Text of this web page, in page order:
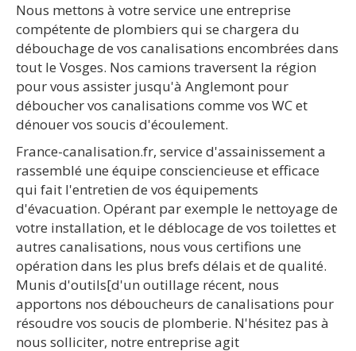
Nous mettons à votre service une entreprise
compétente de plombiers qui se chargera du
débouchage de vos canalisations encombrées dans
tout le Vosges. Nos camions traversent la région
pour vous assister jusqu'à Anglemont pour
déboucher vos canalisations comme vos WC et
dénouer vos soucis d'écoulement.
France-canalisation.fr, service d'assainissement a
rassemblé une équipe consciencieuse et efficace
qui fait l'entretien de vos équipements
d'évacuation. Opérant par exemple le nettoyage de
votre installation, et le déblocage de vos toilettes et
autres canalisations, nous vous certifions une
opération dans les plus brefs délais et de qualité.
Munis d'outils[d'un outillage récent, nous
apportons nos déboucheurs de canalisations pour
résoudre vos soucis de plomberie. N'hésitez pas à
nous solliciter, notre entreprise agit